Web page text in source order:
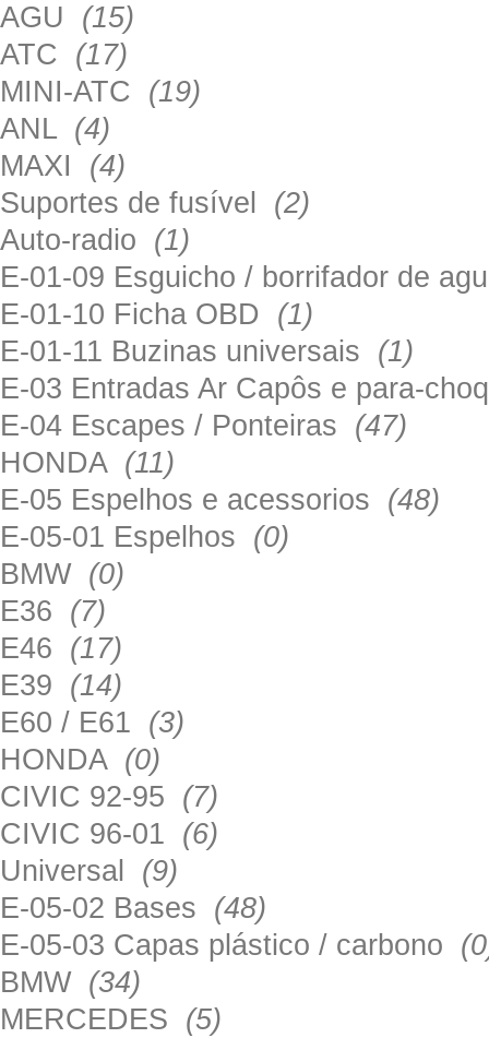
AGU (15)
ATC (17)
MINI-ATC (19)
ANL (4)
MAXI (4)
Suportes de fusível (2)
Auto-radio (1)
E-01-09 Esguicho / borrifador de
E-01-10 Ficha OBD (1)
E-01-11 Buzinas universais (1)
E-03 Entradas Ar Capôs e para-
E-04 Escapes / Ponteiras (47)
HONDA (11)
E-05 Espelhos e acessorios (48)
E-05-01 Espelhos (0)
BMW (0)
E36 (7)
E46 (17)
E39 (14)
E60 / E61 (3)
HONDA (0)
CIVIC 92-95 (7)
CIVIC 96-01 (6)
Universal (9)
E-05-02 Bases (48)
E-05-03 Capas plástico / carbono
BMW (34)
MERCEDES (5)